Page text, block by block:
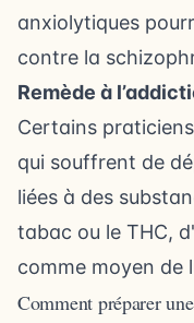
anxiolytiques
contre la
Remède à
Certains
qui souffrent de
liées à des
tabac ou le THC,
comme moyen de
Comment préparer